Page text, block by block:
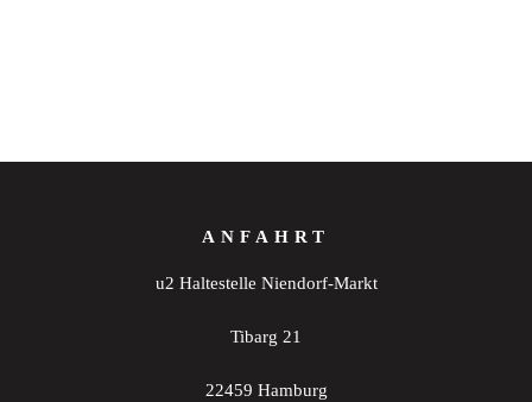
ANFAHRT
u2 Haltestelle Niendorf-Markt
Tibarg 21
22459 Hamburg